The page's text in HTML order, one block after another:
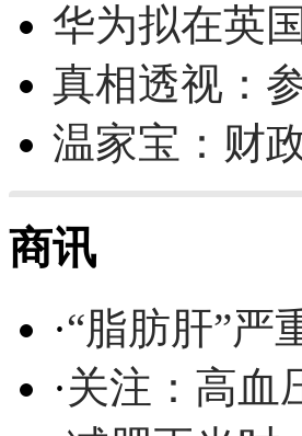
华为拟在英
真相透视：
温家宝：财
商讯
·“脂肪肝”严
·关注：高血